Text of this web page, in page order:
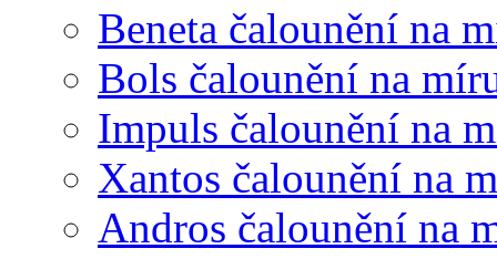
Beneta čalounění na
Bols čalounění na
Impuls čalounění na
Xantos čalounění na
Andros čalounění na